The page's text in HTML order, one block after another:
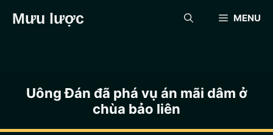
đếnMưu lược MENU
Uông Đán đã phá vụ án mãi dâm ở
chùa bảo liên